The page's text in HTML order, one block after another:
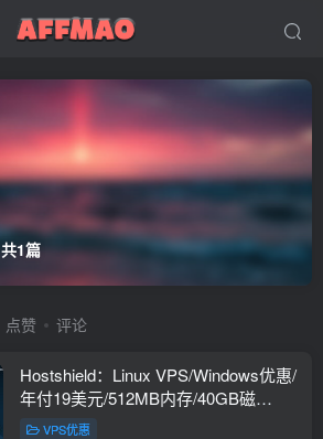
共1篇
点赞 评论
Hostshield：Linux VPS/Windows优惠/
年付19美元/512MB内存/40GB磁
盘/1Gbps端口/500GB流量
VPS优惠